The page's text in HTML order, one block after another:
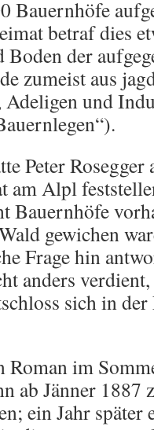
Bauernhöfe
betraf dies
der
zumeist aus
und
Peter
am Alpl
Bauernhöfe
gewichen
Frage hin
anders
sich in der
Roman im
ab Jänner 1887
ein Jahr später